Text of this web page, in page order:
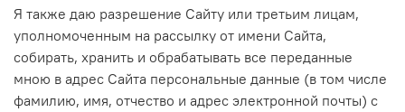
Я также даю разрешение Сайту или третьим лицам,
уполномоченным на рассылку от имени Сайта,
собирать, хранить и обрабатывать все переданные
мною в адрес Сайта персональные данные (в том числе
фамилию, имя, отчество и адрес электронной почты) с